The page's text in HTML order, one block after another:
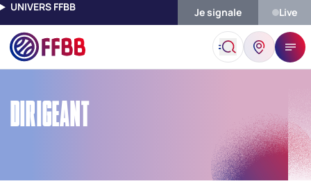
UNIVERS FFBB Je signale Live
Accueil Dirigeant
DIRIGEANT